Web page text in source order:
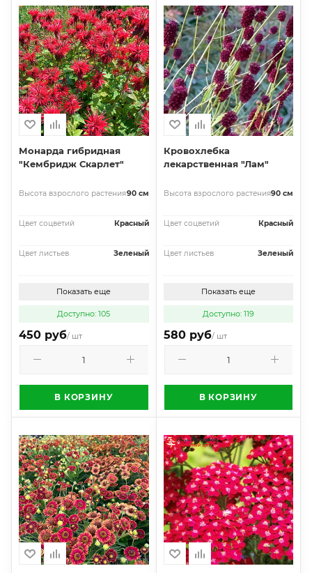
Монарда гибридная
"Кембридж Скарлет"
Высота взрослого растения90 см
Цвет соцветий Красный
Цвет листьев Зеленый
Показать еще
Доступно: 105
450 руб/ шт
В КОРЗИНУ
Кровохлебка
лекарственная "Лам"
Высота взрослого растения90 см
Цвет соцветий Красный
Цвет листьев Зеленый
Показать еще
Доступно: 119
580 руб/ шт
В КОРЗИНУ